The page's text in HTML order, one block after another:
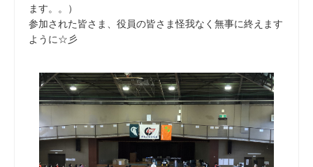
ます。。）
参加された皆さま、役員の皆さま怪我なく無事に終えます
ように☆彡